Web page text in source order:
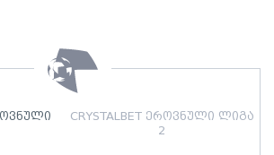
CRYSTALBET ეროვნული ლიგა
2